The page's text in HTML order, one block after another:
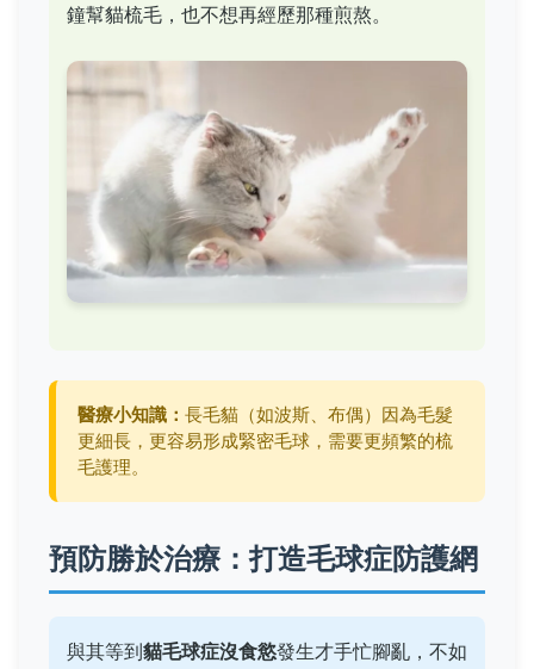
鐘幫貓梳毛，也不想再經歷那種煎熬。
醫療小知識： 長毛貓（如波斯、布偶）因為毛髮
更細長，更容易形成緊密毛球，需要更頻繁的梳
毛護理。
預防勝於治療：打造毛球症防護網
與其等到貓毛球症沒食慾發生才手忙腳亂，不如